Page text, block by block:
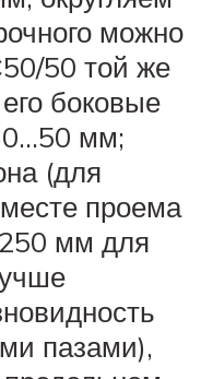
можно
50 той же
боковые
мм;
(для
проема
мм для
пазами),